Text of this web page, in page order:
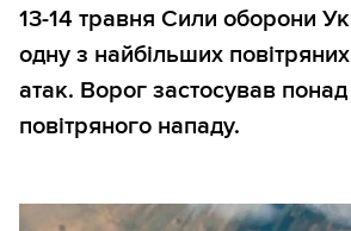
13-14 травня Сили оборони
одну з найбільших
атак. Ворог застосував
повітряного нападу.